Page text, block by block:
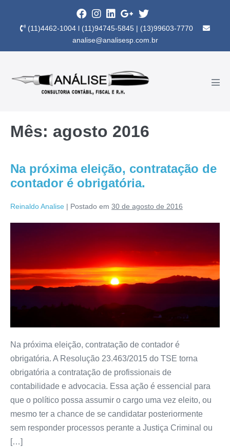
(11)4462-1004 l (11)94745-5845 | (13)99603-7770
analise@analisesp.com.br
Mês: agosto 2016
Na próxima eleição, contratação de
contador é obrigatória.
Reinaldo Analise | Postado em 30 de agosto de 2016
Na próxima eleição, contratação de contador é
obrigatória. A Resolução 23.463/2015 do TSE torna
obrigatória a contratação de profissionais de
contabilidade e advocacia. Essa ação é essencial para
que o político possa assumir o cargo uma vez eleito, ou
mesmo ter a chance de se candidatar posteriormente
sem responder processos perante a Justiça Criminal ou
[…]